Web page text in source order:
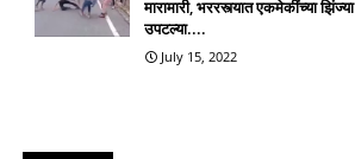
मारामारी, भररस्त्यात एकमेकींच्या झिंज्या
उपटल्या....
July 15, 2022